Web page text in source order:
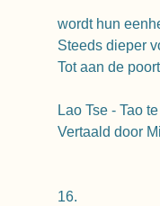
wordt hun
Steeds dieper
Tot aan de
Lao Tse - Tao
Vertaald door
16.